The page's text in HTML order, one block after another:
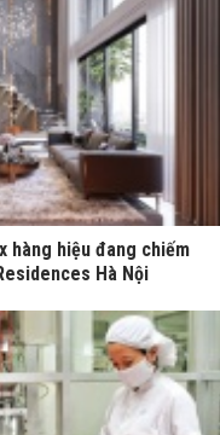
hàng hiệu đang chiếm
Hà Nội